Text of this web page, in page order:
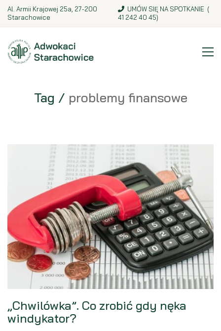
Al. Armii Krajowej 25a, 27-200
Starachowice
UMÓW SIĘ NA SPOTKANIE (
41 242 40 45)
Tag / problemy finansowe
„Chwilówka”. Co zrobić gdy nęka
windykator?